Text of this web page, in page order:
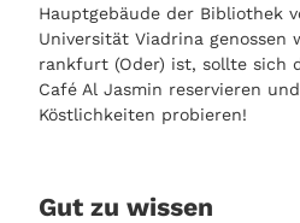
Hauptgebäude der Bibliothek
Universität Viadrina genossen
rankfurt (Oder) ist, sollte sich
Café Al Jasmin reservieren
Köstlichkeiten probieren!
Gut zu wissen